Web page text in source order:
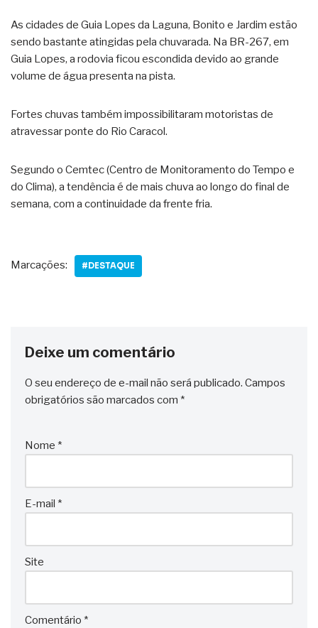
As cidades de Guia Lopes da Laguna, Bonito e Jardim estão
sendo bastante atingidas pela chuvarada. Na BR-267, em
Guia Lopes, a rodovia ficou escondida devido ao grande
volume de água presenta na pista.
Fortes chuvas também impossibilitaram motoristas de
atravessar ponte do Rio Caracol.
Segundo o Cemtec (Centro de Monitoramento do Tempo e
do Clima), a tendência é de mais chuva ao longo do final de
semana, com a continuidade da frente fria.
Marcações: #DESTAQUE
Deixe um comentário
O seu endereço de e-mail não será publicado. Campos
obrigatórios são marcados com *
Nome *
E-mail *
Site
Comentário *